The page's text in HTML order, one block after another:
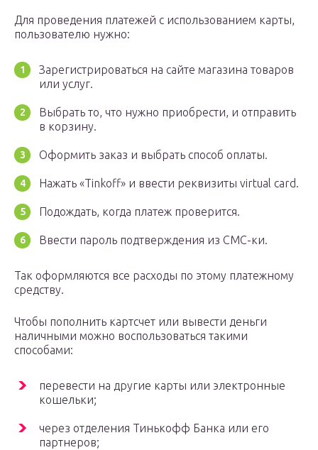
Для проведения платежей с использованием карты,
пользователю нужно:
Зарегистрироваться на сайте магазина товаров
или услуг.
Выбрать то, что нужно приобрести, и отправить
в корзину.
Оформить заказ и выбрать способ оплаты.
Нажать «Tinkoff» и ввести реквизиты virtual card.
Подождать, когда платеж проверится.
Ввести пароль подтверждения из СМС-ки.
Так оформляются все расходы по этому платежному
средству.
Чтобы пополнить картсчет или вывести деньги
наличными можно воспользоваться такими
способами:
перевести на другие карты или электронные
кошельки;
через отделения Тинькофф Банка или его
партнеров;